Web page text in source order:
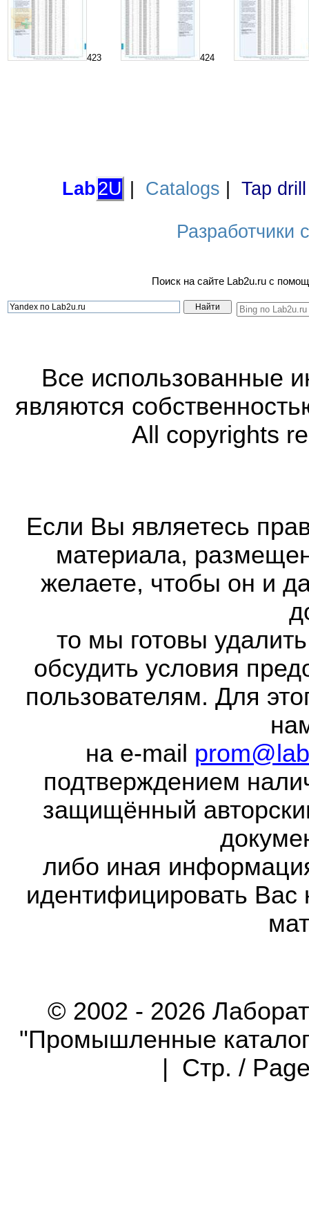
423 424
Lab2U Catalogs Tap
Разработчики
Поиск на сайте Lab2u.ru с
Все использованные
являются
All copyrights
Если Вы являетесь
материала,
желаете, чтобы он и
то мы готовы
обсудить условия
пользователям. Для
на e-mail
подтверждением
защищённый
либо иная
идентифицировать Вас
© 2002 - 2026
"Промышленные
| Стр. /